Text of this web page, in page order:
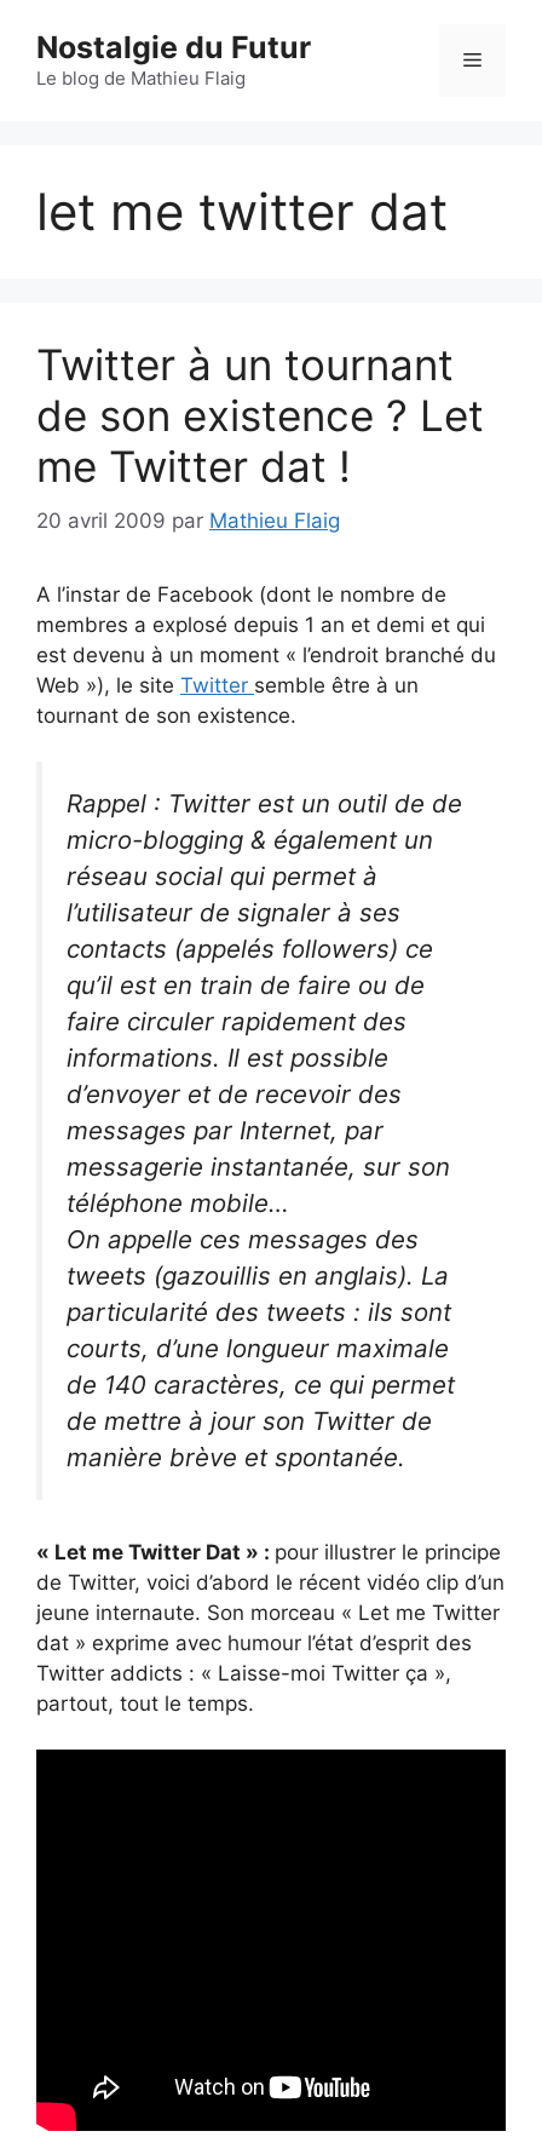
contenu
Nostalgie du Futur
Le blog de Mathieu Flaig
Menu
let me twitter dat
Twitter à un tournant
de son existence ? Let
me Twitter dat !
20 avril 2009 par Mathieu Flaig
A l’instar de Facebook (dont le nombre de
membres a explosé depuis 1 an et demi et qui
est devenu à un moment « l’endroit branché du
Web »), le site Twitter semble être à un
tournant de son existence.
Rappel : Twitter est un outil de de
micro-blogging & également un
réseau social qui permet à
l’utilisateur de signaler à ses
contacts (appelés followers) ce
qu’il est en train de faire ou de
faire circuler rapidement des
informations. Il est possible
d’envoyer et de recevoir des
messages par Internet, par
messagerie instantanée, sur son
téléphone mobile…
On appelle ces messages des
tweets (gazouillis en anglais). La
particularité des tweets : ils sont
courts, d’une longueur maximale
de 140 caractères, ce qui permet
de mettre à jour son Twitter de
manière brève et spontanée.
« Let me Twitter Dat » : pour illustrer le principe
de Twitter, voici d’abord le récent vidéo clip d’un
jeune internaute. Son morceau « Let me Twitter
dat » exprime avec humour l’état d’esprit des
Twitter addicts : « Laisse-moi Twitter ça »,
partout, tout le temps.